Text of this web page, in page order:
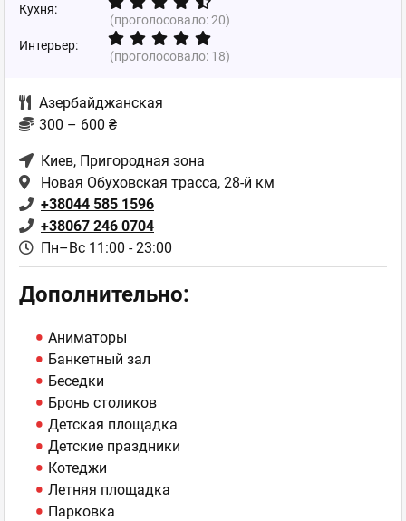
Кухня:
(проголосовало:20)
Интерьер:
(проголосовало: 18)
Азербайджанская
300 – 600 ₴
Киев, Пригородная зона
Новая Обуховская трасса, 28-й км
+38044 585 1596
+38067 246 0704
Пн–Вс 11:00 - 23:00
Дополнительно:
Аниматоры
Банкетный зал
Беседки
Бронь столиков
Детская площадка
Детские праздники
Котеджи
Летняя площадка
Парковка